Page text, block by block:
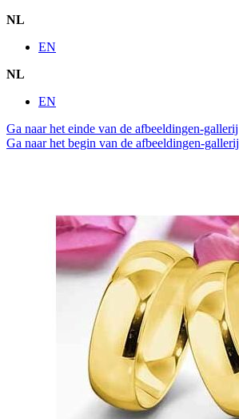
NL
EN
NL
EN
Ga naar het einde van de afbeeldingen-gallerij
Ga naar het begin van de afbeeldingen-gallerij